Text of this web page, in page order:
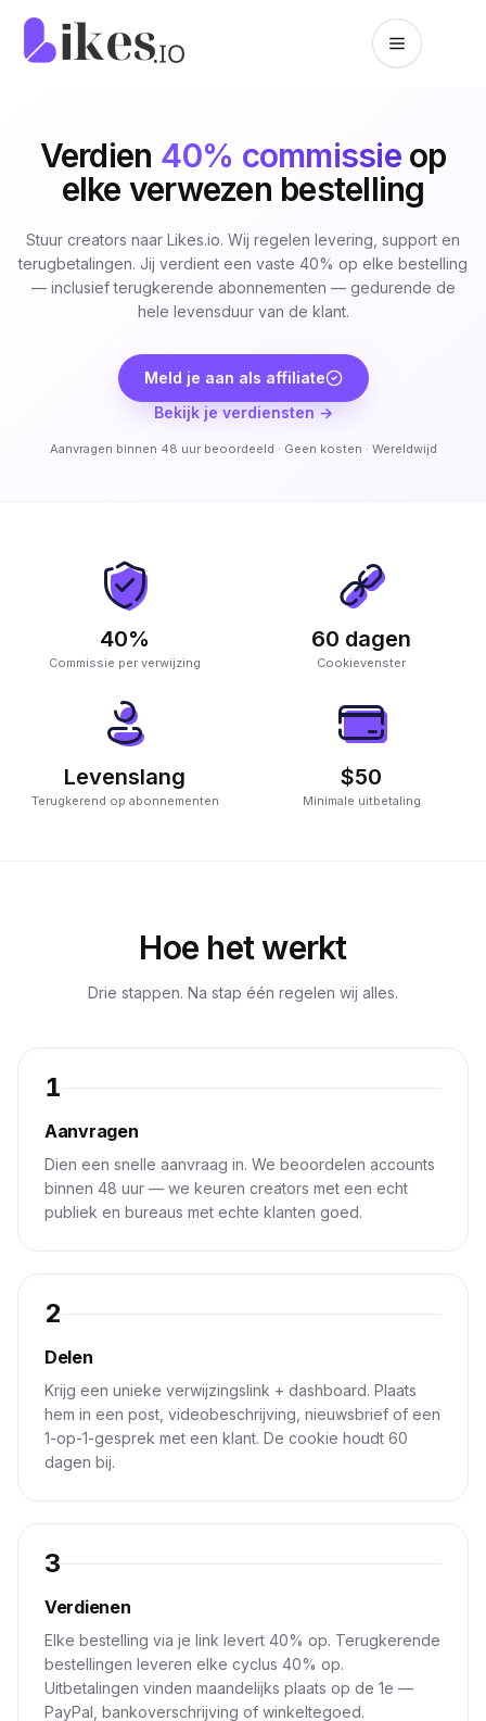
Naar inhoud springen
Verdien 40% commissieop
elke verwezen bestelling
Stuur creators naar Likes.io. Wij regelen levering, support en
terugbetalingen. Jij verdient een vaste 40% op elke bestelling
— inclusief terugkerende abonnementen — gedurende de
hele levensduur van de klant.
Meld je aan als affiliate
Bekijk je verdiensten →
Aanvragen binnen 48 uur beoordeeld · Geen kosten · Wereldwijd
40%
Commissie per verwijzing
60 dagen
Cookievenster
Levenslang
Terugkerend op abonnementen
$50
Minimale uitbetaling
Hoe het werkt
Drie stappen. Na stap één regelen wij alles.
1
Aanvragen
Dien een snelle aanvraag in. We beoordelen accounts
binnen 48 uur — we keuren creators met een echt
publiek en bureaus met echte klanten goed.
2
Delen
Krijg een unieke verwijzingslink + dashboard. Plaats
hem in een post, videobeschrijving, nieuwsbrief of een
1-op-1-gesprek met een klant. De cookie houdt 60
dagen bij.
3
Verdienen
Elke bestelling via je link levert 40% op. Terugkerende
bestellingen leveren elke cyclus 40% op.
Uitbetalingen vinden maandelijks plaats op de 1e —
PayPal, bankoverschrijving of winkeltegoed.